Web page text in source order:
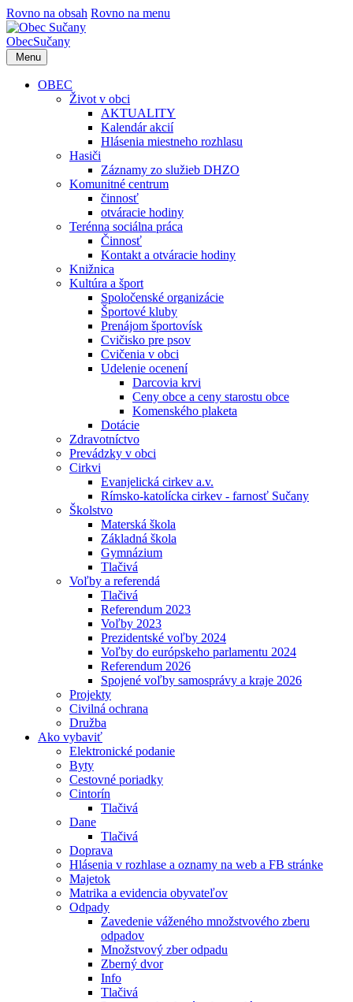
Rovno na obsah Rovno na menu
ObecSučany
Menu
OBEC
Život v obci
AKTUALITY
Kalendár akcií
Hlásenia miestneho rozhlasu
Hasiči
Záznamy zo služieb DHZO
Komunitné centrum
činnosť
otváracie hodiny
Terénna sociálna práca
Činnosť
Kontakt a otváracie hodiny
Knižnica
Kultúra a šport
Spoločenské organizácie
Športové kluby
Prenájom športovísk
Cvičisko pre psov
Cvičenia v obci
Udelenie ocenení
Darcovia krvi
Ceny obce a ceny starostu obce
Komenského plaketa
Dotácie
Zdravotníctvo
Prevádzky v obci
Cirkvi
Evanjelická cirkev a.v.
Rímsko-katolícka cirkev - farnosť Sučany
Školstvo
Materská škola
Základná škola
Gymnázium
Tlačivá
Voľby a referendá
Tlačivá
Referendum 2023
Voľby 2023
Prezidentské voľby 2024
Voľby do európskeho parlamentu 2024
Referendum 2026
Spojené voľby samosprávy a kraje 2026
Projekty
Civilná ochrana
Družba
Ako vybaviť
Elektronické podanie
Byty
Cestovné poriadky
Cintorín
Tlačivá
Dane
Tlačivá
Doprava
Hlásenia v rozhlase a oznamy na web a FB stránke
Majetok
Matrika a evidencia obyvateľov
Odpady
Zavedenie váženého množstvového zberu
odpadov
Množstvový zber odpadu
Zberný dvor
Info
Tlačivá